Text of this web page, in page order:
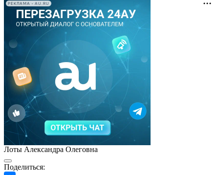
РЕКЛАМА • AU.RU
Лоты Александра Олеговна
Поделиться: